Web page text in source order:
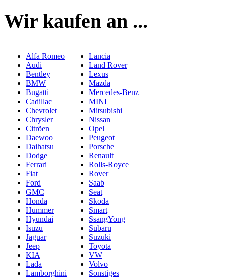
Wir kaufen an ...
Alfa Romeo
Audi
Bentley
BMW
Bugatti
Cadillac
Chevrolet
Chrysler
Citröen
Daewoo
Daihatsu
Dodge
Ferrari
Fiat
Ford
GMC
Honda
Hummer
Hyundai
Isuzu
Jaguar
Jeep
KIA
Lada
Lamborghini
Lancia
Land Rover
Lexus
Mazda
Mercedes-Benz
MINI
Mitsubishi
Nissan
Opel
Peugeot
Porsche
Renault
Rolls-Royce
Rover
Saab
Seat
Skoda
Smart
SsangYong
Subaru
Suzuki
Toyota
VW
Volvo
Sonstiges